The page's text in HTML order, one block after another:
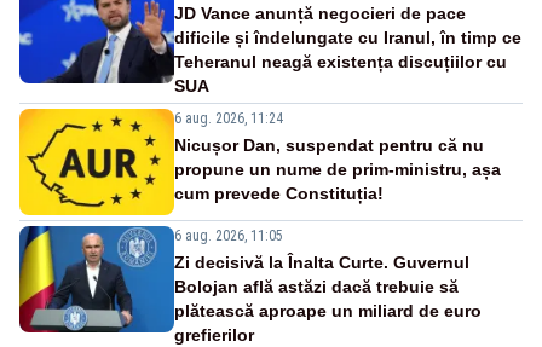
JD Vance anunță negocieri de pace
dificile și îndelungate cu Iranul, în timp ce
Teheranul neagă existența discuțiilor cu
SUA
6 aug. 2026, 11:24
Nicușor Dan, suspendat pentru că nu
propune un nume de prim-ministru, așa
cum prevede Constituția!
6 aug. 2026, 11:05
Zi decisivă la Înalta Curte. Guvernul
Bolojan află astăzi dacă trebuie să
plătească aproape un miliard de euro
grefierilor